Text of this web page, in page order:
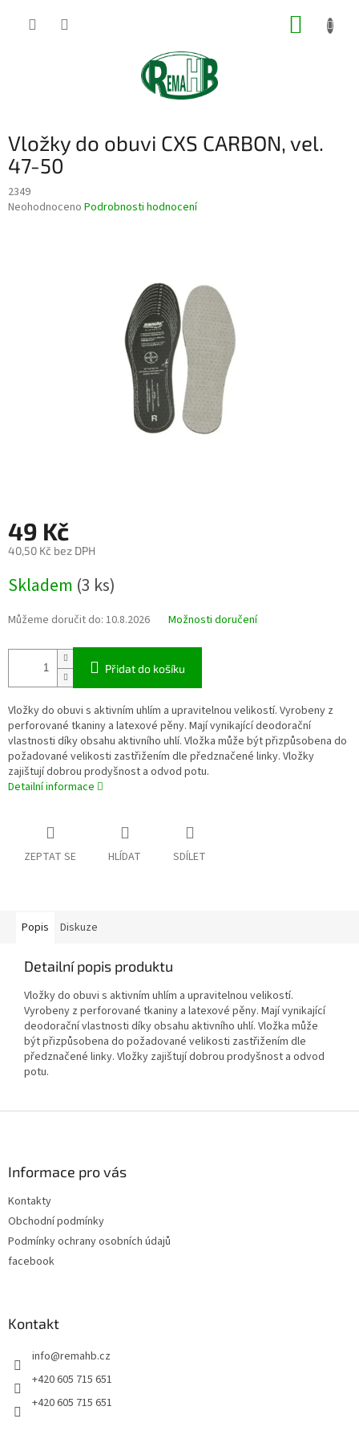
Vložky do obuvi CXS CARBON, vel.
47-50
2349
Průměrné
Neohodnoceno Podrobnosti hodnocení
49 Kč
40,50 Kč bez DPH
cena:
Skladem (3 ks)
Můžeme doručit do: 10.8.2026 Možnosti doručení
Přidat do košíku
Vložky do obuvi s aktivním uhlím a upravitelnou velikostí. Vyrobeny z
perforované tkaniny a latexové pěny. Mají vynikající deodorační
vlastnosti díky obsahu aktivního uhlí. Vložka může být přizpůsobena do
požadované velikosti zastřižením dle předznačené linky. Vložky
zajištují dobrou prodyšnost a odvod potu.
Detailní informace
ZEPTAT SE HLÍDAT SDÍLET
Popis Diskuze
Detailní popis produktu
Vložky do obuvi s aktivním uhlím a upravitelnou velikostí.
Vyrobeny z perforované tkaniny a latexové pěny. Mají vynikající
deodorační vlastnosti díky obsahu aktivního uhlí. Vložka může
být přizpůsobena do požadované velikosti zastřižením dle
předznačené linky. Vložky zajištují dobrou prodyšnost a odvod
potu.
Informace pro vás
Kontakty
Obchodní podmínky
Podmínky ochrany osobních údajů
facebook
Kontakt
info@remahb.cz
+420 605 715 651
+420 605 715 651